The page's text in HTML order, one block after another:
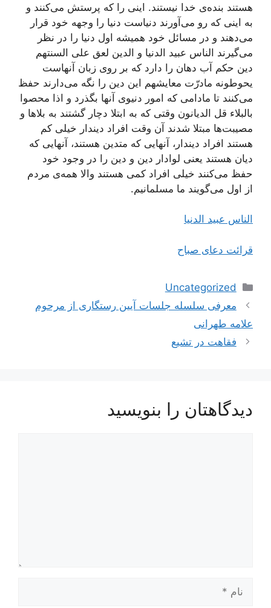
هستند بنده‌ی خدا نیستند. اینی را که پرستش می‌کنند و
به اینی که رو می‌آورند دنیاست دنیا را وجهه خود قرار
می‌دهند و در مسائل خود همیشه اول دنیا را در نظر
می‌گیرند الناس عبید الدنیا و الدین لعق علی السنتهم
دین حکم آب دهان را دارد که بر روی زبان آنهاست
یحوطونه مادرّت معایشهم این دین را نگه می‌دارند حفظ
می‌کنند تا مادامی که امور دنیوی آنها بگذرد و اذا محصوا
بالبلاء قل الدیانون وقتی که به ابتلا دچار گشتند به بلاها و
مصیبت‌ها مبتلا شدند آن وقت افراد دیندار خیلی کم
هستند افراد دیندار، آنهایی که متدین هستند، آنهایی که
دیان هستند یعنی لوادار دین و دین را در وجود خود
حفظ می‌کنند خیلی افراد کمی هستند والا همه‌ی مردم
از اول می‌گویند ما مسلمانیم.
الناس عبيد الدنيا
قرائت دعای صباح
دسته‌ها
Uncategorized
ناوبری
نوشته‌ها
معرفی سلسله جلسات آیین رستگاری از مرحوم
علامه طهرانی
فقاهت در تشیع
دیدگاهتان را بنویسید